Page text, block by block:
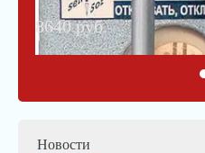
8640 руб.
Новости